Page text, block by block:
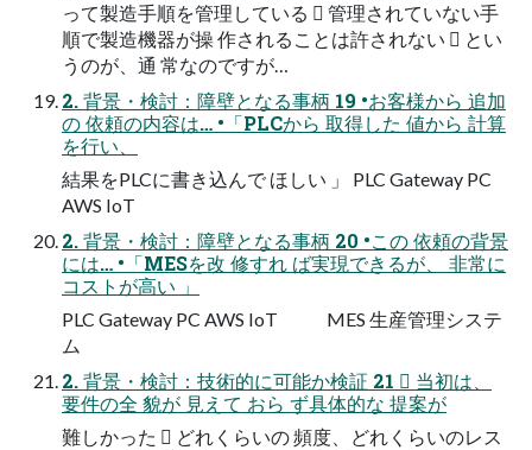
って製造手順を管理している  管理されていない手
順で製造機器が操 作されることは許されない  とい
うのが、通 常なのですが…
2. 背景・検討：障壁となる事柄 19 •お客様から 追加
の 依頼の内容は… •「PLCから 取得した 値から 計算
を行い、
結果をPLCに書き込んで ほしい 」 PLC Gateway PC
AWS IoT
2. 背景・検討：障壁となる事柄 20 •この 依頼の背景
には… •「MESを改 修すれ ば実現できるが、 非常に
コストが高い 」
PLC Gateway PC AWS IoT MES 生産管理システ
ム
2. 背景・検討：技術的に可能か検証 21  当初は、
要件の全 貌が 見えて おら ず具体的な 提案が
難しかった  どれくらいの 頻度、どれくらいのレス